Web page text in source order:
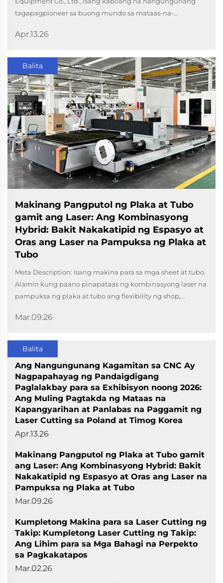
tagapagpioneer sa buong mundo sa mataas-na-
fiber laser cutting, ay nagpapabatid ng kanyang
industriya na trade fair sa 2...
Apr.13.26
Balita
Makinang Pangputol ng Plaka at Tubo
gamit ang Laser: Ang Kombinasyong
Hybrid: Bakit Nakakatipid ng Espasyo at
Oras ang Laser na Pampuksa ng Plaka at
Tubo
Meta Description: Isang makina para sa mga sheet at tubo.
Alamin kung paano pinapataas ng kombinasyong laser na
pampuksa ng plaka at tubo ang flexibility ng shop,
shop. Mga Keyword: makinang pangputol ng plaka at tubo
Mar.09.26
Ang Nangungunang Kagamitan sa CNC Ay
Nagpapahayag ng Pandaigdigang
Paglalakbay para sa Exhibisyon noong 2026:
Ang Muling Pagtakda ng Mataas na
Kapangyarihan at Panlabas na Paggamit ng
Laser Cutting sa Poland at Timog Korea
Apr.13.26
Makinang Pangputol ng Plaka at Tubo gamit
ang Laser: Ang Kombinasyong Hybrid: Bakit
Nakakatipid ng Espasyo at Oras ang Laser na
Pampuksa ng Plaka at Tubo
Mar.09.26
Kumpletong Makina para sa Laser Cutting ng
Takip: Kumpletong Laser Cutting ng Takip:
Ang Lihim para sa Mga Bahagi na Perpekto
sa Pagkakatapos
Mar.02.26
Balita